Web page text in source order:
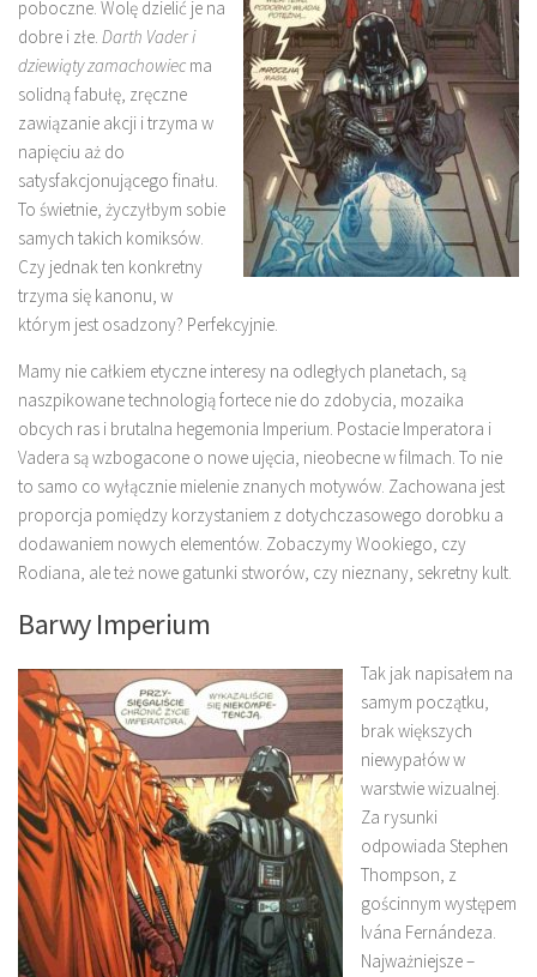
poboczne. Wolę dzielić je na
dobre i złe. Darth Vader i
dziewiąty zamachowiec ma
solidną fabułę, zręczne
zawiązanie akcji i trzyma w
napięciu aż do
satysfakcjonującego finału.
To świetnie, życzyłbym sobie
samych takich komiksów.
Czy jednak ten konkretny
trzyma się kanonu, w
którym jest osadzony? Perfekcyjnie.
Mamy nie całkiem etyczne interesy na odległych planetach, są
naszpikowane technologią fortece nie do zdobycia, mozaika
obcych ras i brutalna hegemonia Imperium. Postacie Imperatora i
Vadera są wzbogacone o nowe ujęcia, nieobecne w filmach. To nie
to samo co wyłącznie mielenie znanych motywów. Zachowana jest
proporcja pomiędzy korzystaniem z dotychczasowego dorobku a
dodawaniem nowych elementów. Zobaczymy Wookiego, czy
Rodiana, ale też nowe gatunki stworów, czy nieznany, sekretny kult.
Barwy Imperium
Tak jak napisałem na
samym początku,
brak większych
niewypałów w
warstwie wizualnej.
Za rysunki
odpowiada Stephen
Thompson, z
gościnnym występem
Ivána Fernándeza.
Najważniejsze –